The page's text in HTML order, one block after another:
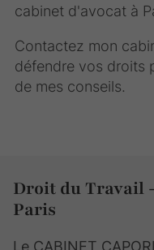
cabinet d'avocat à
Contactez mon
défendre vos droits
de mes conseils.
Droit du Travail
Paris
Le CABINET